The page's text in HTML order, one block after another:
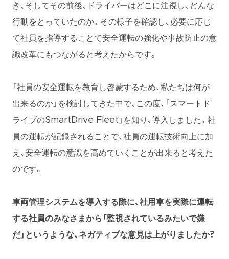
き、そしてその前後、ドライバーはどこに注視し、どんな
行動をとっていたのか。その様子を確認し、必要に応じ
て社員を指導することで安全運転の強化や事故防止の意
識改革にもつながると考えたからです。
「社員の安全運転を教育し啓蒙するため、私たちは何が
出来るのか」を検討してきた中で、この度、「スマートド
ライブのSmartDrive Fleet」を知り、導入しました。社
員の運転が記録されることで、社員の運転技術向上に加
え、安全運転の意識を高めていくことが出来ると考えた
のです。
車両管理システムを導入する際に、社用車を実際に運転
する社員のみなさまから「監視されているみたいで嫌
だ」というような、ネガティブな意見は上がりましたか?